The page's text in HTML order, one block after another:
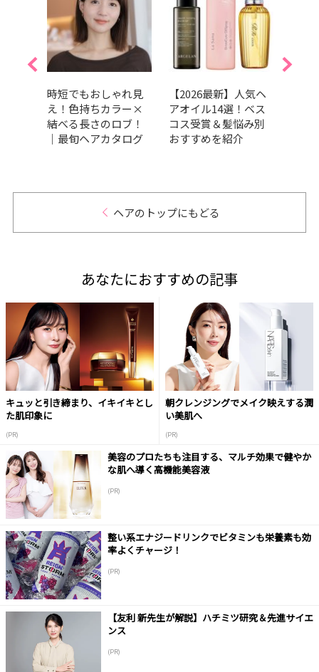
時短でもおしゃれ見
え！色持ちカラー×
結べる長さのロブ！
｜最旬ヘアカタログ
【2026最新】人気ヘ
アオイル14選！ベス
コス受賞＆髪悩み別
おすすめを紹介
ヘアのトップにもどる
あなたにおすすめの記事
キュッと引き締まり、イキイキとし
た肌印象に
(PR)
朝クレンジングでメイク映えする潤
い美肌へ
(PR)
美容のプロたちも注目する、マルチ効果で健やか
な肌へ導く高機能美容液
(PR)
整い系エナジードリンクでビタミンも栄養素も効
率よくチャージ！
(PR)
【友利 新先生が解説】ハチミツ研究＆先進サイエ
ンス
(PR)